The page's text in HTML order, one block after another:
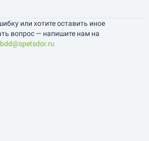
или хотите оставить иное
вопрос — напишите нам на